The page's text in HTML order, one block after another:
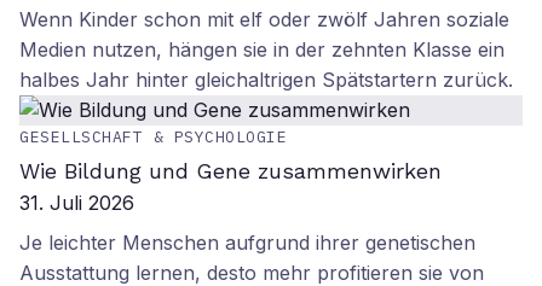
Wenn Kinder schon mit elf oder zwölf Jahren soziale
Medien nutzen, hängen sie in der zehnten Klasse ein
halbes Jahr hinter gleichaltrigen Spätstartern zurück.
GESELLSCHAFT & PSYCHOLOGIE
Wie Bildung und Gene zusammenwirken
31. Juli 2026
Je leichter Menschen aufgrund ihrer genetischen
Ausstattung lernen, desto mehr profitieren sie von